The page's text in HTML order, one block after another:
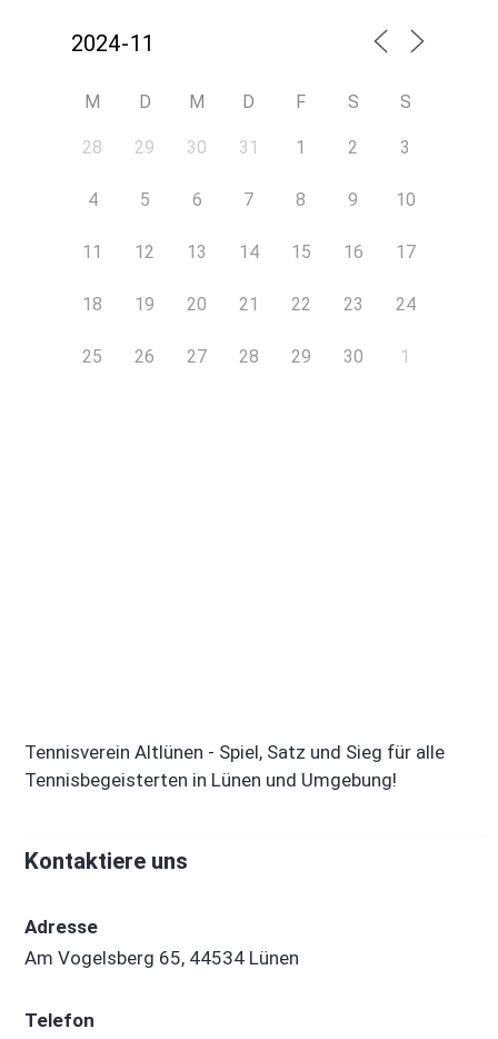
M D M D F S S
28 29 30 31 1 2 3
4 5 6 7 8 9 10
11 12 13 14 15 16 17
18 19 20 21 22 23 24
25 26 27 28 29 30 1
Tennisverein Altlünen - Spiel, Satz und Sieg für alle
Tennisbegeisterten in Lünen und Umgebung!
Kontaktiere uns
Adresse
Am Vogelsberg 65, 44534 Lünen
Telefon